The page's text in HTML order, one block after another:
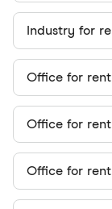
Industry for
Office for
Office for
Office for rent